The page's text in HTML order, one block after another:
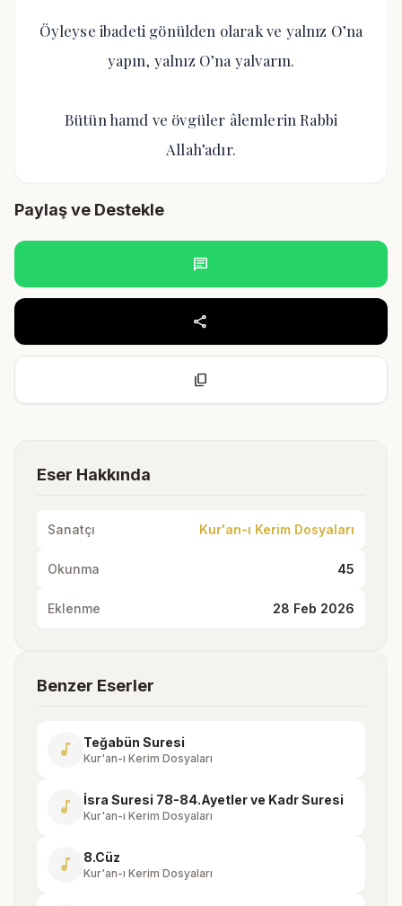
Öyleyse ibadeti gönülden olarak ve yalnız O’na
yapın, yalnız O’na yalvarın.
Bütün hamd ve övgüler âlemlerin Rabbi
Allah’adır.
Paylaş ve Destekle
chat
share
content_copy
Eser Hakkında
Sanatçı Kur'an-ı Kerim Dosyaları
Okunma 45
Eklenme 28 Feb 2026
Benzer Eserler
music_note Teğabün Suresi
Kur'an-ı Kerim Dosyaları
music_note İsra Suresi 78-84.Ayetler ve Kadr Suresi
Kur'an-ı Kerim Dosyaları
music_note 8.Cüz
Kur'an-ı Kerim Dosyaları